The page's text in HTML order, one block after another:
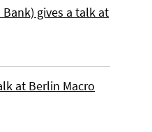
gives a talk at
at Berlin Macro